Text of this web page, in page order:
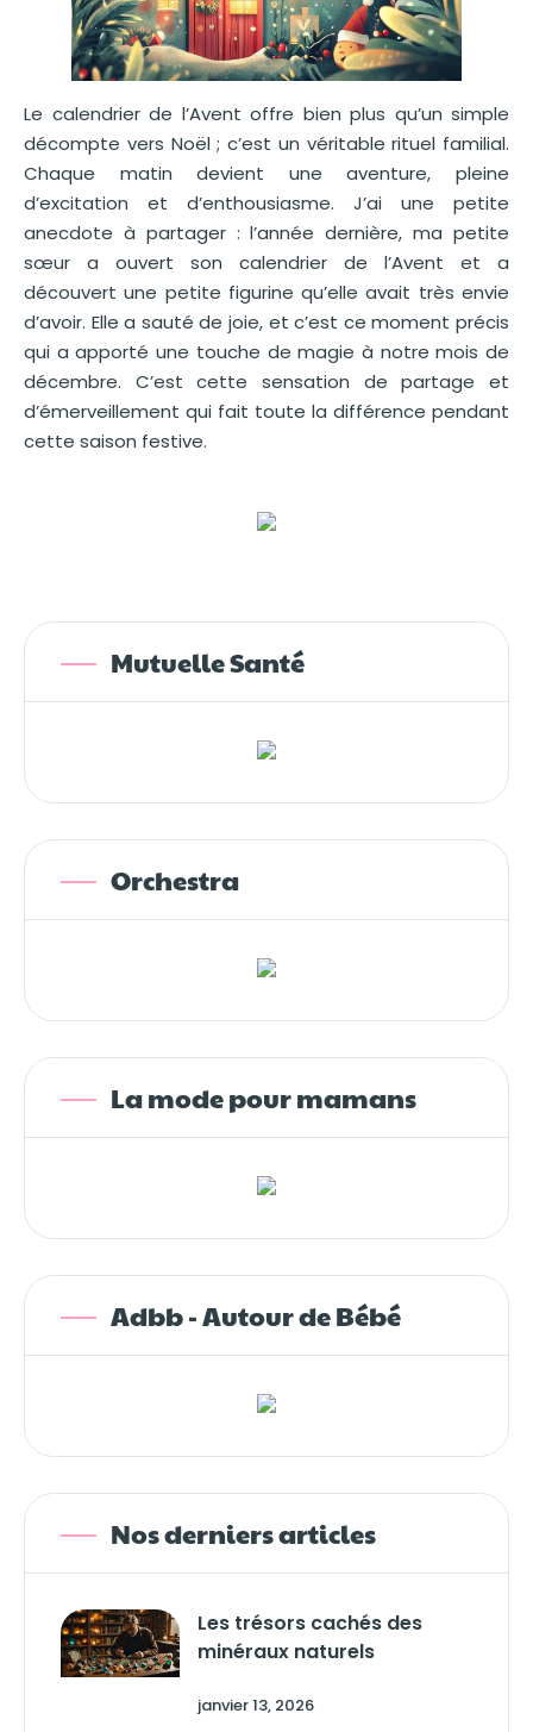
Le calendrier de l’Avent offre bien plus qu’un simple
décompte vers Noël ; c’est un véritable rituel familial.
Chaque matin devient une aventure, pleine
d’excitation et d’enthousiasme. J’ai une petite
anecdote à partager : l’année dernière, ma petite
sœur a ouvert son calendrier de l’Avent et a
découvert une petite figurine qu’elle avait très envie
d’avoir. Elle a sauté de joie, et c’est ce moment précis
qui a apporté une touche de magie à notre mois de
décembre. C’est cette sensation de partage et
d’émerveillement qui fait toute la différence pendant
cette saison festive.
Mutuelle Santé
Orchestra
La mode pour mamans
Adbb - Autour de Bébé
Nos derniers articles
Les trésors cachés des
minéraux naturels
janvier 13, 2026